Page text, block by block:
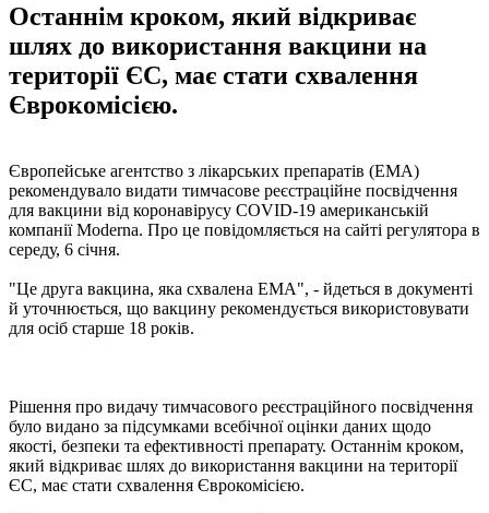
Останнім кроком, який відкриває
шлях до використання вакцини на
території ЄС, має стати схвалення
Єврокомісією.
Європейське агентство з лікарських препаратів (EMA)
рекомендувало видати тимчасове реєстраційне посвідчення
для вакцини від коронавірусу COVID-19 американській
компанії Moderna. Про це повідомляється на сайті регулятора в
середу, 6 січня.
"Це друга вакцина, яка схвалена EMA", - йдеться в документі
й уточнюється, що вакцину рекомендується використовувати
для осіб старше 18 років.
Рішення про видачу тимчасового реєстраційного посвідчення
було видано за підсумками всебічної оцінки даних щодо
якості, безпеки та ефективності препарату. Останнім кроком,
який відкриває шлях до використання вакцини на території
ЄС, має стати схвалення Єврокомісією.